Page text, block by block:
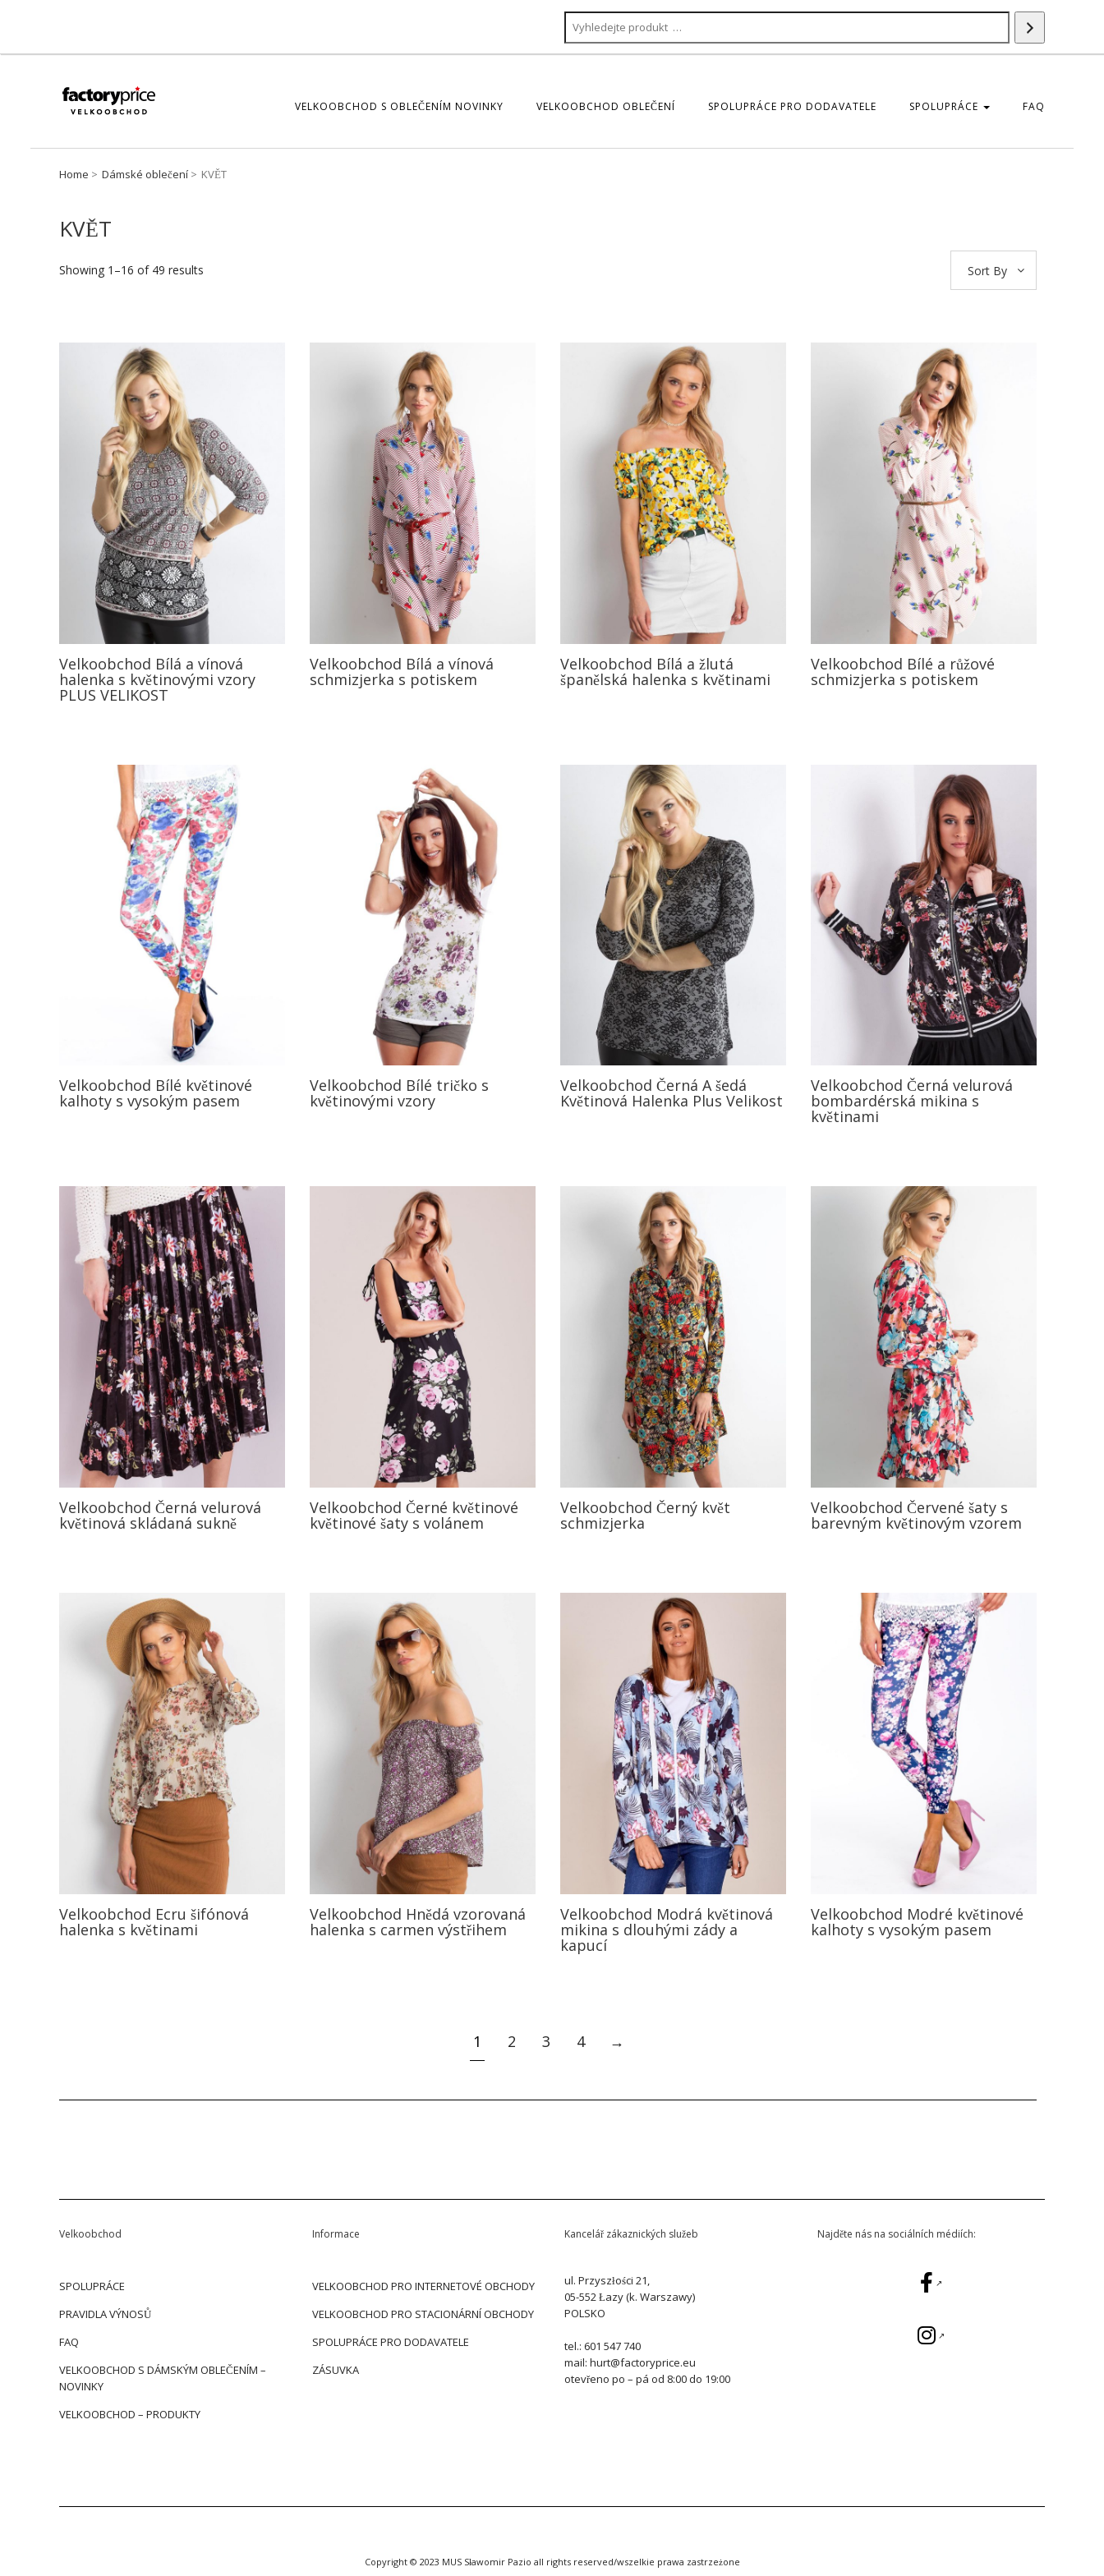
VELKOOBCHOD S OBLEČENÍM NOVINKY VELKOOBCHOD OBLEČENÍ SPOLUPRÁCE PRO DODAVATELE SPOLUPRÁCE FAQ
Home Dámské oblečení KVĚT
KVĚT
Showing 1–16 of 49 results Sort By
Velkoobchod Bílá a vínová
halenka s květinovými vzory
PLUS VELIKOST
Velkoobchod Bílá a vínová
schmizjerka s potiskem
Velkoobchod Bílá a žlutá
španělská halenka s květinami
Velkoobchod Bílé a růžové
schmizjerka s potiskem
Velkoobchod Bílé květinové
kalhoty s vysokým pasem
Velkoobchod Bílé tričko s
květinovými vzory
Velkoobchod Černá A šedá
Květinová Halenka Plus Velikost
Velkoobchod Černá velurová
bombardérská mikina s
květinami
Velkoobchod Černá velurová
květinová skládaná sukně
Velkoobchod Černé květinové
květinové šaty s volánem
Velkoobchod Černý květ
schmizjerka
Velkoobchod Červené šaty s
barevným květinovým vzorem
Velkoobchod Ecru šifónová
halenka s květinami
Velkoobchod Hnědá vzorovaná
halenka s carmen výstřihem
Velkoobchod Modrá květinová
mikina s dlouhými zády a
kapucí
Velkoobchod Modré květinové
kalhoty s vysokým pasem
1 2 3 4 →
Velkoobchod
SPOLUPRÁCE
PRAVIDLA VÝNOSŮ
FAQ
VELKOOBCHOD S DÁMSKÝM OBLEČENÍM –
NOVINKY
VELKOOBCHOD – PRODUKTY
Informace
VELKOOBCHOD PRO INTERNETOVÉ OBCHODY
VELKOOBCHOD PRO STACIONÁRNÍ OBCHODY
SPOLUPRÁCE PRO DODAVATELE
ZÁSUVKA
Kancelář zákaznických služeb
ul. Przyszłości 21,
05-552 Łazy (k. Warszawy)
POLSKO
tel.: 601 547 740
mail: hurt@factoryprice.eu
otevřeno po – pá od 8:00 do 19:00
Najděte nás na sociálních médiích:
Copyright © 2023 MUS Sławomir Pazio all rights reserved/wszelkie prawa zastrzeżone